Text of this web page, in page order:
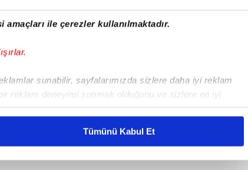
ile çerezler kullanılmaktadır.
sunabilir, sayfalarımızda sizlere daha iyi reklam
reklam deneyimi sunmak olduğunu ve sizlere en iyi
bu noktada, reklamların maliyetlerimizi karşılamak
Tümünü Kabul Et